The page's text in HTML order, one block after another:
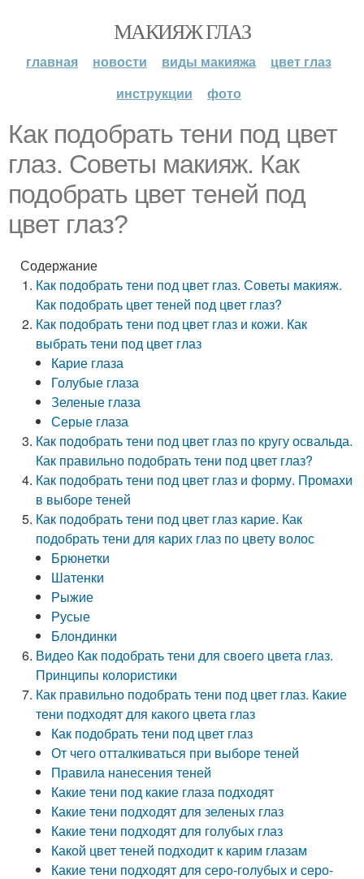
МАКИЯЖ ГЛАЗ
главная новости виды макияжа
цвет глаз
инструкции
фото
Как подобрать тени под цвет
глаз. Советы макияж. Как
подобрать цвет теней под
цвет глаз?
Содержание
Как подобрать тени под цвет глаз. Советы макияж.
Как подобрать цвет теней под цвет глаз?
Как подобрать тени под цвет глаз и кожи. Как
выбрать тени под цвет глаз
Карие глаза
Голубые глаза
Зеленые глаза
Серые глаза
Как подобрать тени под цвет глаз по кругу освальда.
Как правильно подобрать тени под цвет глаз?
Как подобрать тени под цвет глаз и форму. Промахи
в выборе теней
Как подобрать тени под цвет глаз карие. Как
подобрать тени для карих глаз по цвету волос
Брюнетки
Шатенки
Рыжие
Русые
Блондинки
Видео Как подобрать тени для своего цвета глаз.
Принципы колористики
Как правильно подобрать тени под цвет глаз. Какие
тени подходят для какого цвета глаз
Как подобрать тени под цвет глаз
От чего отталкиваться при выборе теней
Правила нанесения теней
Какие тени под какие глаза подходят
Какие тени подходят для зеленых глаз
Какие тени подходят для голубых глаз
Какой цвет теней подходит к карим глазам
Какие тени подходят для серо-голубых и серо-